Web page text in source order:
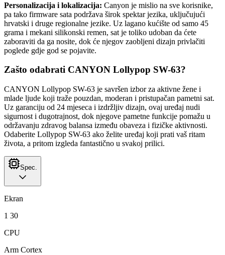
Personalizacija i lokalizacija: Canyon je mislio na sve korisnike,
pa tako firmware sata podržava širok spektar jezika, uključujući
hrvatski i druge regionalne jezike. Uz lagano kućište od samo 45
grama i mekani silikonski remen, sat je toliko udoban da ćete
zaboraviti da ga nosite, dok će njegov zaobljeni dizajn privlačiti
poglede gdje god se pojavite.
Zašto odabrati CANYON Lollypop SW-63?
CANYON Lollypop SW-63 je savršen izbor za aktivne žene i
mlade ljude koji traže pouzdan, moderan i pristupačan pametni sat.
Uz garanciju od 24 mjeseca i izdržljiv dizajn, ovaj uređaj nudi
sigurnost i dugotrajnost, dok njegove pametne funkcije pomažu u
održavanju zdravog balansa između obaveza i fizičke aktivnosti.
Odaberite Lollypop SW-63 ako želite uređaj koji prati vaš ritam
života, a pritom izgleda fantastično u svakoj prilici.
Spec.
Ekran
1 30
CPU
Arm Cortex